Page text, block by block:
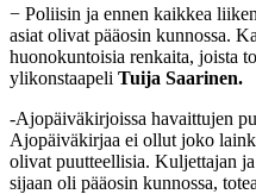
− Poliisin ja ennen kaikkea
asiat olivat pääosin kunnossa.
huonokuntoisia renkaita, joista
ylikonstaapeli Tuija Saarinen.
-Ajopäiväkirjoissa havaittujen
Ajopäiväkirjaa ei ollut joko
olivat puutteellisia. Kuljettajan
sijaan oli pääosin kunnossa,